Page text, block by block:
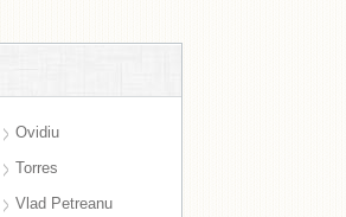
Ovidiu
Torres
Vlad Petreanu